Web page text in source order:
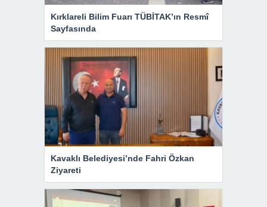
Kırklareli Bilim Fuarı TÜBİTAK’ın Resmî
Sayfasında
Kavaklı Belediyesi’nde Fahri Özkan
Ziyareti